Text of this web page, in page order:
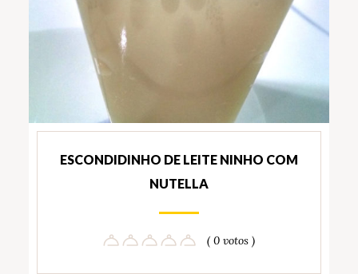
ESCONDIDINHO DE LEITE NINHO COM
NUTELLA
( 0 votos )